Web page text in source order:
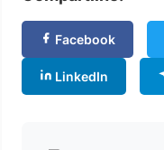
Facebook
LinkedIn